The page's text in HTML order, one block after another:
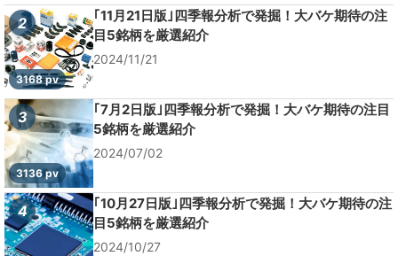
2
3168 pv
｢11月21日版｣四季報分析で発掘！大バケ期待の注
目5銘柄を厳選紹介
2024/11/21
3
3136 pv
｢7月2日版｣四季報分析で発掘！大バケ期待の注目
5銘柄を厳選紹介
2024/07/02
4
｢10月27日版｣四季報分析で発掘！大バケ期待の注
目5銘柄を厳選紹介
2024/10/27